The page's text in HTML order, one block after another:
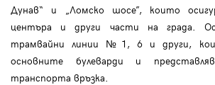
Дунав“ и „Ломско шосе”, които
центъра и други части на града.
трамвайни линии №1, 6 и други,
основните булеварди и
транспорта връзка.